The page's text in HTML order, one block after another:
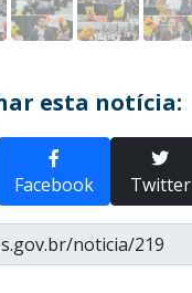
esta notícia:
Facebook Twitter